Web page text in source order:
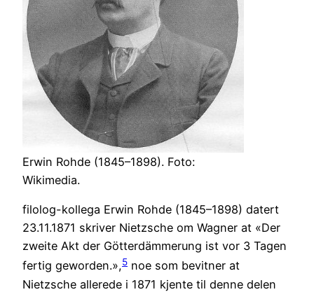
Erwin Rohde (1845–1898). Foto:
Wikimedia.
filolog-kollega Erwin Rohde (1845–1898) datert
23.11.1871 skriver Nietzsche om Wagner at «Der
zweite Akt der Götterdämmerung ist vor 3 Tagen
fertig geworden.»,5 noe som bevitner at
Nietzsche allerede i 1871 kjente til denne delen